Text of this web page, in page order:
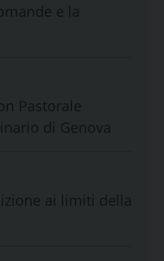
e la
Pastorale
di Genova
ai limiti della